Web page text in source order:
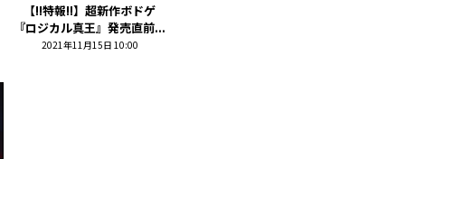
【!!特報!!】超新作ボドゲ
『ロジカル真王』発売直前...
2021年11月15日 10:00